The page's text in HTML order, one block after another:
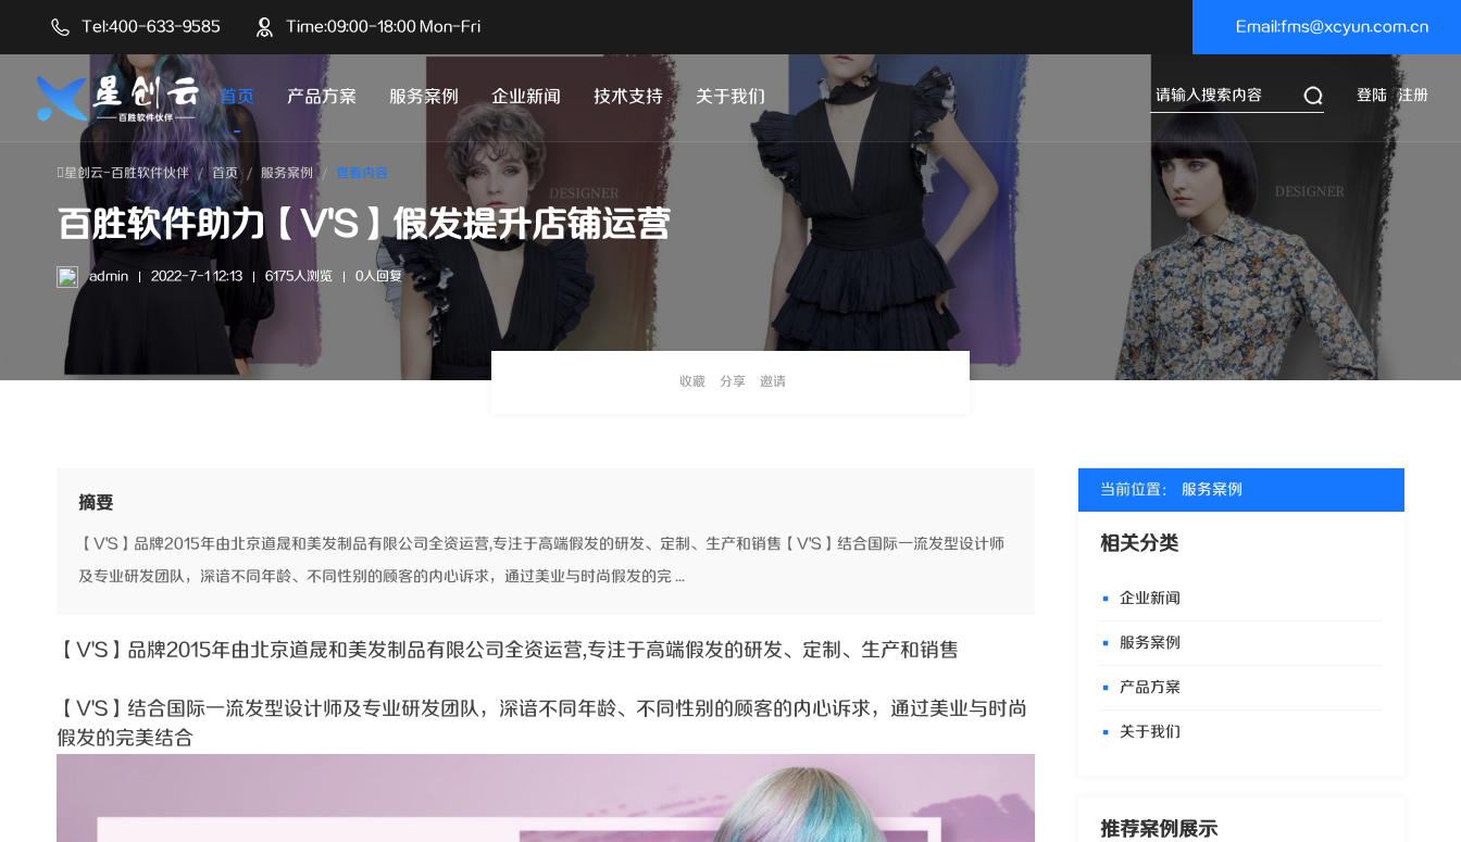
Tel:400-633-9585 Time:09:00-18:00 Mon-Fri Email:fms@xcyun.com.cn
首页 产品方案 服务案例 企业新闻 技术支持 关于我们 登陆 注册
星创云-百胜软件伙伴 首页 服务案例 查看内容
百胜软件助力【V'S】假发提升店铺运营
admin 2022-7-1 12:13 6175人浏览 0人回复
收藏 分享 邀请
摘要
【V'S】品牌2015年由北京道晟和美发制品有限公司全资运营,专注于高端假发的研发、定制、生产和销售【V'S】结合国际一流发型设计师
及专业研发团队，深谙不同年龄、不同性别的顾客的内心诉求，通过美业与时尚假发的完 ...
【V'S】品牌2015年由北京道晟和美发制品有限公司全资运营,专注于高端假发的研发、定制、生产和销售
【V'S】结合国际一流发型设计师及专业研发团队，深谙不同年龄、不同性别的顾客的内心诉求，通过美业与时尚
假发的完美结合
当前位置： 服务案例
相关分类
企业新闻
服务案例
产品方案
关于我们
推荐案例展示